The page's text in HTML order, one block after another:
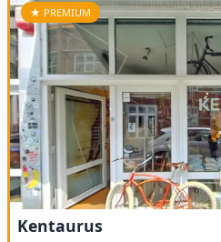
★ PREMIUM
Kentaurus